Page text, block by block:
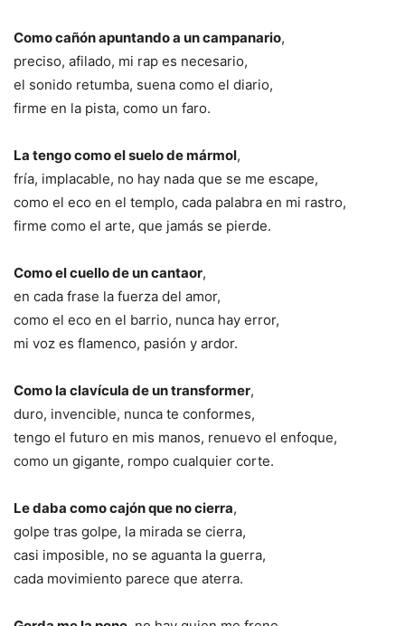
Como cañón apuntando a un campanario,
preciso, afilado, mi rap es necesario,
el sonido retumba, suena como el diario,
firme en la pista, como un faro.
La tengo como el suelo de mármol,
fría, implacable, no hay nada que se me escape,
como el eco en el templo, cada palabra en mi rastro,
firme como el arte, que jamás se pierde.
Como el cuello de un cantaor,
en cada frase la fuerza del amor,
como el eco en el barrio, nunca hay error,
mi voz es flamenco, pasión y ardor.
Como la clavícula de un transformer,
duro, invencible, nunca te conformes,
tengo el futuro en mis manos, renuevo el enfoque,
como un gigante, rompo cualquier corte.
Le daba como cajón que no cierra,
golpe tras golpe, la mirada se cierra,
casi imposible, no se aguanta la guerra,
cada movimiento parece que aterra.